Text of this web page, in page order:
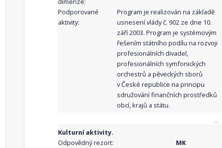
Podporované
aktivity:
Program je realizován na základě
usnesení vlády č. 902 ze dne 10.
září 2003. Program je systémovým
řešením státního podílu na rozvoji
profesionálních divadel,
profesionálních symfonických
orchestrů a pěveckých sborů
v České republice na principu
sdružování finančních prostředků
obcí, krajů a státu.
Kulturní aktivity.
Odpovědný rezort:
MK